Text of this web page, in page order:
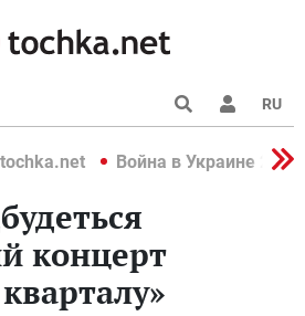
RU
Война в Украине 2022
концерт